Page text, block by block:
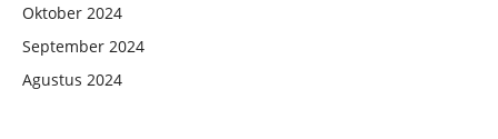
Oktober 2024
September 2024
Agustus 2024